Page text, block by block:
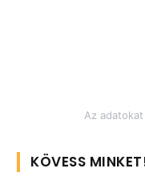
Az
KÖVESS